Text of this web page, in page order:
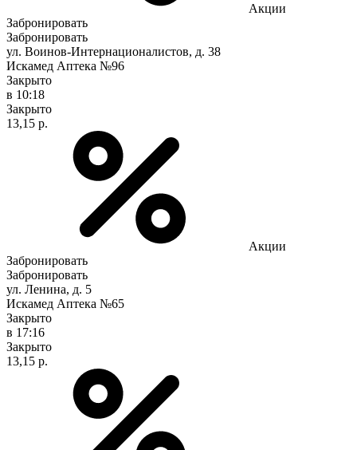
Акции
Забронировать
Забронировать
ул. Воинов-Интернационалистов, д. 38
Искамед Аптека №96
Закрыто
в 10:18
Закрыто
13,15 р.
Акции
Забронировать
Забронировать
ул. Ленина, д. 5
Искамед Аптека №65
Закрыто
в 17:16
Закрыто
13,15 р.